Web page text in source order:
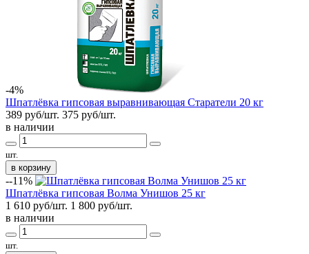
-4%
Шпатлёвка гипсовая выравнивающая Старатели 20 кг
389 руб/шт. 375 руб/шт.
в наличии
шт.
в корзину
--11%
Шпатлёвка гипсовая Волма Унишов 25 кг
1 610 руб/шт. 1 800 руб/шт.
в наличии
шт.